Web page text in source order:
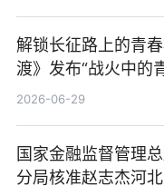
解锁长征路上的青
渡》发布“战火中的
日看点
2026-06-29
国家金融监督管理
分局核准赵志杰河